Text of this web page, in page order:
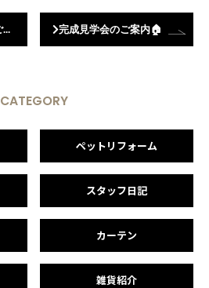
キッズスペースのご紹介 完成見学会のご案内🏠
CATEGORY
ペットリフォーム
スタッフ日記
カーテン
雑貨紹介